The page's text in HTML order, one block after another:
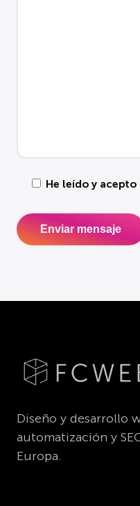
He leído y acepto
Diseño y desarrollo
automatización y
Europa.